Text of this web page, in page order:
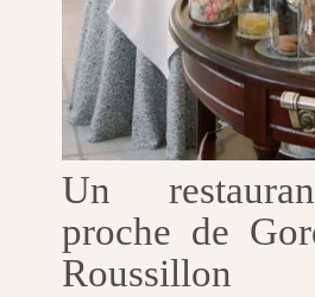
Un
proche de
Roussillon